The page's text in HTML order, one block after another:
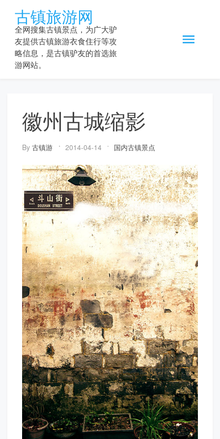
content
古镇旅游网
全网搜集古镇景点，为广大驴
友提供古镇旅游衣食住行等攻
略信息，是古镇驴友的首选旅
游网站。
徽州古城缩影
By 古镇游 2014-04-14 国内古镇景点